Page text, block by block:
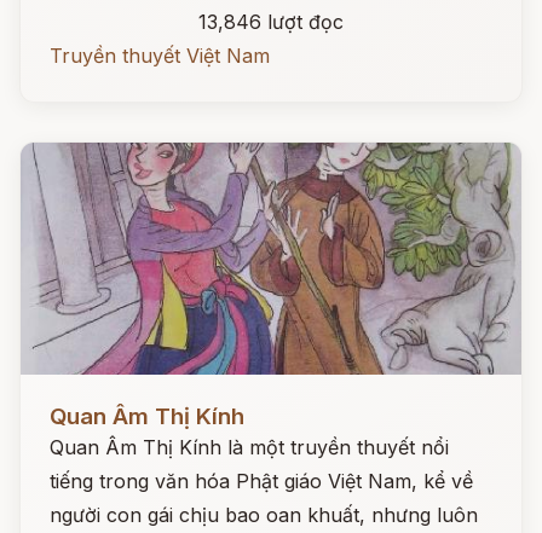
13,846 lượt đọc
Truyền thuyết Việt Nam
Quan Âm Thị Kính
Quan Âm Thị Kính là một truyền thuyết nổi
tiếng trong văn hóa Phật giáo Việt Nam, kể về
người con gái chịu bao oan khuất, nhưng luôn